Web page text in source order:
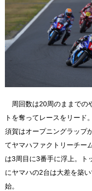
周回数は20周のままでの
トを奪ってレースをリード
須賀はオープニングラップ
てヤマハファクトリーチー
は3周目に3番手に浮上。ト
にヤマハの2台は大差を築
始。